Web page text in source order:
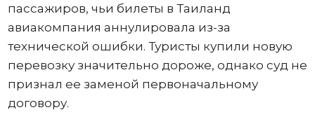
пассажиров, чьи билеты в Таиланд
авиакомпания аннулировала из-за
технической ошибки. Туристы купили новую
перевозку значительно дороже, однако суд не
признал ее заменой первоначальному
договору.